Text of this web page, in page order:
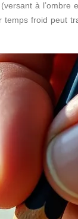
à
froid peut